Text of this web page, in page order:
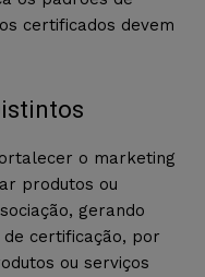
certificados devem
o marketing
produtos ou
gerando
certificação, por
ou serviços